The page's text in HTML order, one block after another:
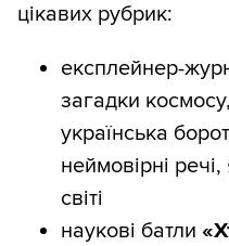
цікавих рубрик:
експлейнер-
загадки
українська
неймовірні речі,
світі
наукові батли